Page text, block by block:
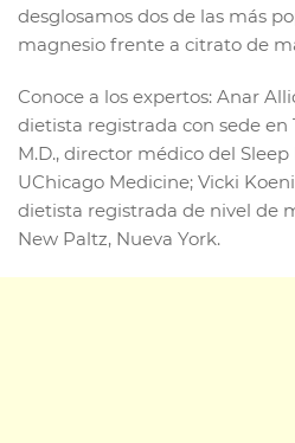
desglosamos dos de las más
magnesio frente a citrato de
Conoce a los expertos: Anar
dietista registrada con sede en
M.D., director médico del
UChicago Medicine; Vicki
dietista registrada de nivel de
New Paltz, Nueva York.